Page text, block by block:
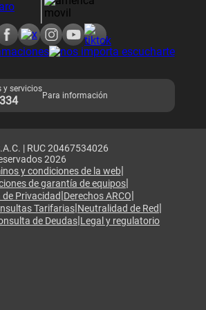
6S y SE
de Tienda Claro
y servicios
Para información
| RUC 20467534026
2026
y condiciones de la web|
de garantía de equipos|
de Privacidad|Derechos ARCO|
Tarifarias|Neutralidad de Red|
de Deudas|Legal y regulatorio